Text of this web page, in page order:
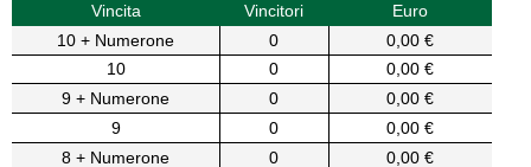
Vincita Vincitori
Euro
10 + Numerone
0
0,00 €
10
0
0,00 €
9 + Numerone
0
0,00 €
9
0
0,00 €
8 + Numerone
0
0,00 €